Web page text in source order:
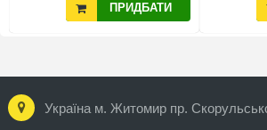
ПРИДБАТИ
Україна м. Житомир пр.